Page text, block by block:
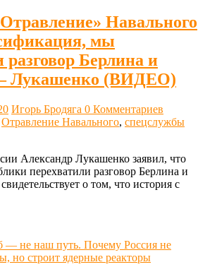
Навального
мы
разговор Берлина и
Лукашенко (ВИДЕО)
Игорь Бродяга 0 Комментариев
Отравление Навального, спецслужбы
Александр Лукашенко заявил, что
перехватили разговор Берлина и
о том, что история с